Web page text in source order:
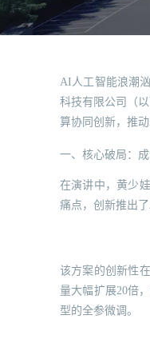
AI人工智能浪潮
科技有限公司（
算协同创新，推
一、核心破局：
在演讲中，黄少
痛点，创新推出
该方案的创新性
量大幅扩展20倍
型的全参微调。